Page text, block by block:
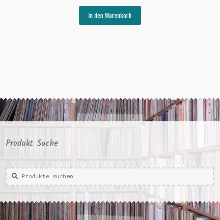
war:
€15,00€7,00.
In den Warenkorb
Produkt Suche
Suche
nach:
Suche